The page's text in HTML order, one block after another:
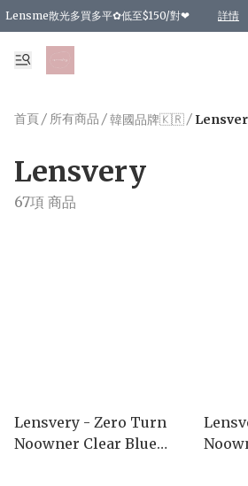
Lensme散光多買多平✿低至$150/對❤ 詳情
台灣Karacon⁩✧日拋 特價清貨❁⃘
日本韓國多款日/月拋現貨☼ 特價❤︎數量有限 售完即
🇰🇷韓國多款月拋現貨 特價兩對$99✿數量有限 售
精選商品，任選買2件或以上9 折；買4件或以上85
精選商品，任選買2件HKD 140.00；買4件HKD
精選商品，任選買2件HKD 190.00；買4件HKD
精選商品，任選買2件HKD 110.00；買4件HKD
精選商品，任選買2件HKD 170.00；買4件HKD
精選商品，任選買2件或以上減HKD 148.00
精選商品，任選買2件或以上減HKD 148.00
精選商品，任選買2件或以上95 折；買4件或以上
精選商品，任選買12件或以上87 折
精選商品，任選買2件或以上減HKD 16.00；買
精選商品，任選買2件或以上95 折；買4件或以上
購物滿 HKD 800.00即享免運費優惠！（適用於 特
首頁/ 所有商品 /韓國品牌🇰🇷/
Lensvery
67項 商品
Lensvery - Zero Turn
Noowner Clear Blue